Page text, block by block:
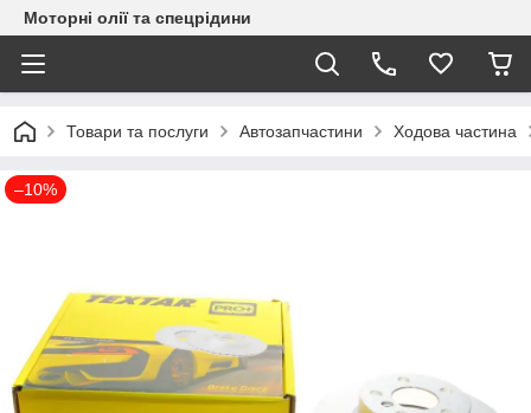
Моторні олії та спецрідини
Товари та послуги Автозапчастини Ходова частина
–10%